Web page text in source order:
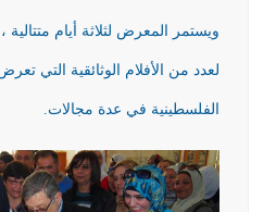
ويستمر المعرض لثلاثة أيام
لعدد من الأفلام الوثائقية التي
الفلسطينية في عدة مجالات.